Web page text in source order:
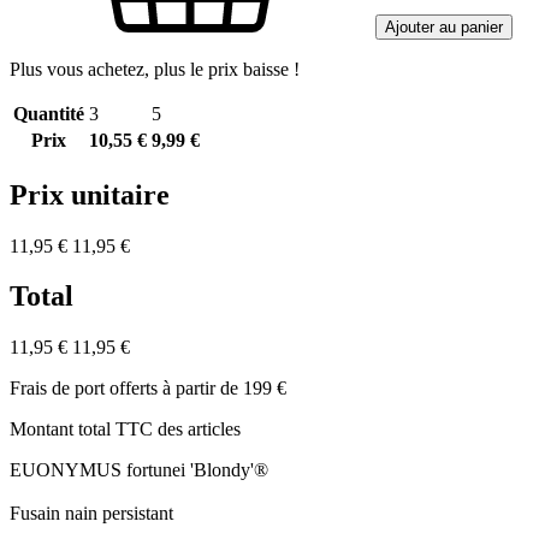
Ajouter au panier
Plus vous achetez, plus le prix baisse !
Quantité 3
5
Prix
10,55 € 9,99 €
Prix unitaire
11,95 € 11,95 €
Total
11,95 € 11,95 €
Frais de port offerts à partir de 199 €
Montant total TTC des articles
EUONYMUS fortunei 'Blondy'®
Fusain nain persistant